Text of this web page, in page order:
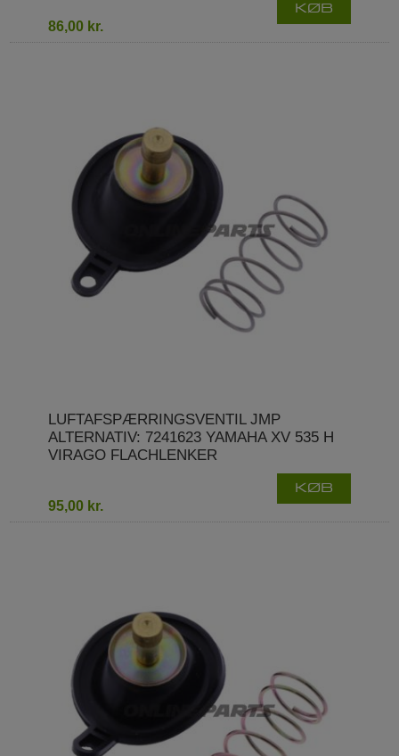
86,00 kr.
KØB
LUFTAFSPÆRRINGSVENTIL JMP
ALTERNATIV: 7241623 YAMAHA XV 535 H
VIRAGO FLACHLENKER
95,00 kr.
KØB